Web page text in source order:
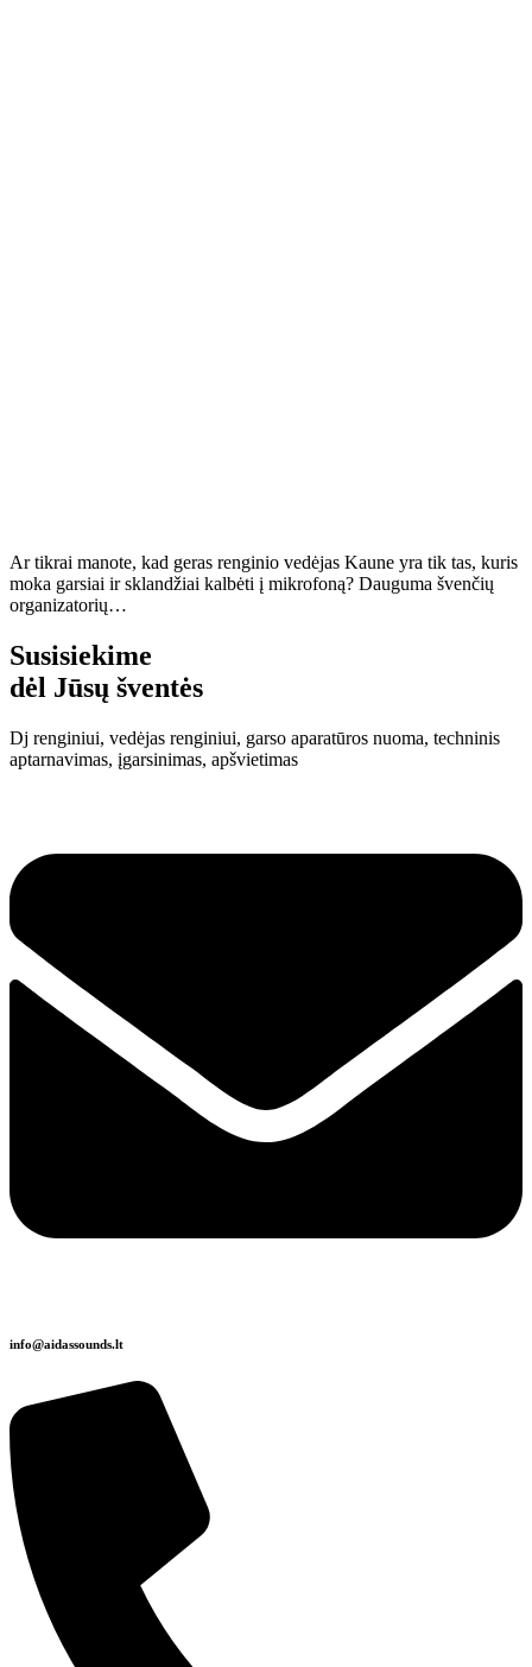
Ar tikrai manote, kad geras renginio vedėjas Kaune yra tik tas, kuris
moka garsiai ir sklandžiai kalbėti į mikrofoną? Dauguma švenčių
organizatorių…
Susisiekime
dėl Jūsų šventės
Dj renginiui, vedėjas renginiui, garso aparatūros nuoma, techninis
aptarnavimas, įgarsinimas, apšvietimas
info@aidassounds.lt